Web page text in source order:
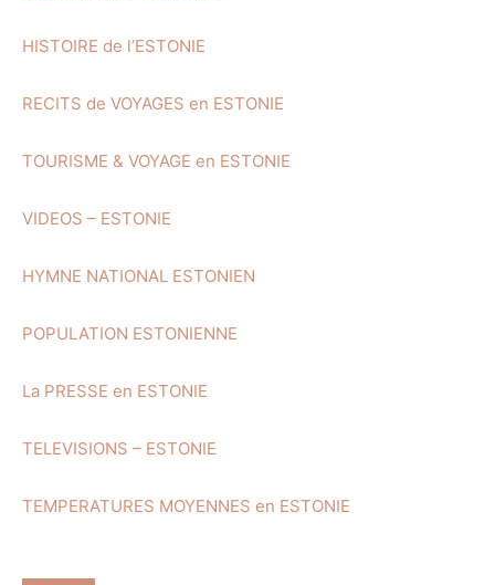
HISTOIRE de l’ESTONIE
RECITS de VOYAGES en ESTONIE
TOURISME & VOYAGE en ESTONIE
VIDEOS – ESTONIE
HYMNE NATIONAL ESTONIEN
POPULATION ESTONIENNE
La PRESSE en ESTONIE
TELEVISIONS – ESTONIE
TEMPERATURES MOYENNES en ESTONIE